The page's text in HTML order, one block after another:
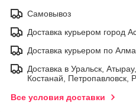
Самовывоз
Доставка курьером город
Доставка курьером по
Доставка в Уральск,
Костанай,
Все условия доставки